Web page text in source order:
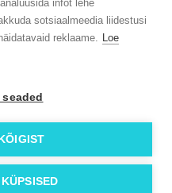
infot lehe
sotsiaalmeedia liidestusi
reklaame. Loe